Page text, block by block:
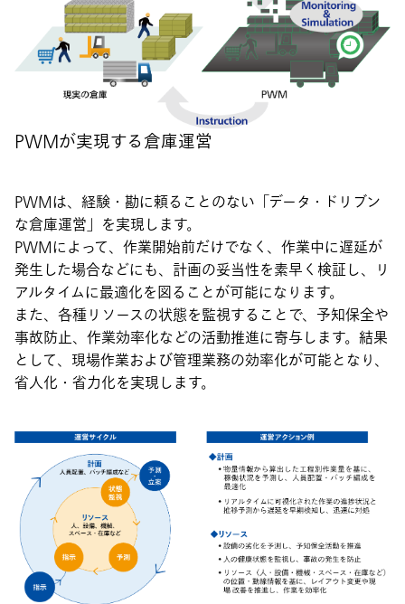
PWMが実現する倉庫運営
PWMは、経験・勘に頼ることのない「データ・ドリブン
な倉庫運営」を実現します。
PWMによって、作業開始前だけでなく、作業中に遅延が
発生した場合などにも、計画の妥当性を素早く検証し、リ
アルタイムに最適化を図ることが可能になります。
また、各種リソースの状態を監視することで、予知保全や
事故防止、作業効率化などの活動推進に寄与します。結果
として、現場作業および管理業務の効率化が可能となり、
省人化・省力化を実現します。